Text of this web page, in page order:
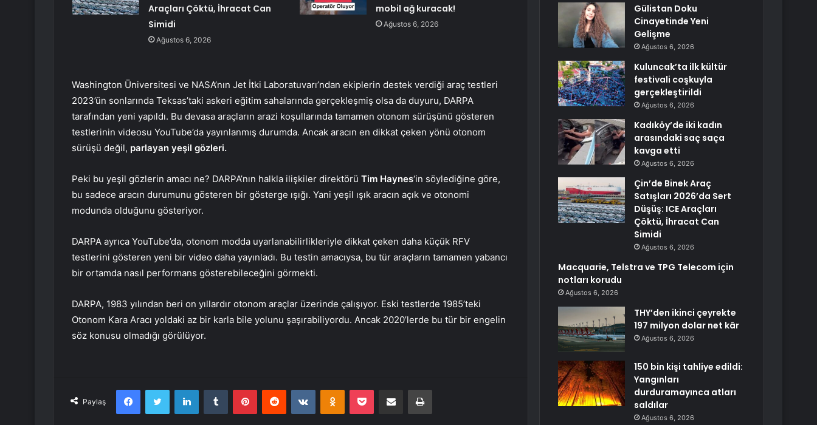
Araçları Çöktü, İhracat Can
Simidi
Ağustos 6, 2026
mobil ağ kuracak!
Ağustos 6, 2026
Washington Üniversitesi ve NASA’nın Jet İtki Laboratuvarı’ndan ekiplerin destek verdiği araç testleri
2023’ün sonlarında Teksas’taki askeri eğitim sahalarında gerçekleşmiş olsa da duyuru, DARPA
tarafından yeni yapıldı. Bu devasa araçların arazi koşullarında tamamen otonom sürüşünü gösteren
testlerinin videosu YouTube’da yayınlanmış durumda. Ancak aracın en dikkat çeken yönü otonom
sürüşü değil, parlayan yeşil gözleri.
Peki bu yeşil gözlerin amacı ne? DARPA’nın halkla ilişkiler direktörü Tim Haynes‘in söylediğine göre,
bu sadece aracın durumunu gösteren bir gösterge ışığı. Yani yeşil ışık aracın açık ve otonomi
modunda olduğunu gösteriyor.
DARPA ayrıca YouTube’da, otonom modda uyarlanabilirlikleriyle dikkat çeken daha küçük RFV
testlerini gösteren yeni bir video daha yayınladı. Bu testin amacıysa, bu tür araçların tamamen yabancı
bir ortamda nasıl performans gösterebileceğini görmekti.
DARPA, 1983 yılından beri on yıllardır otonom araçlar üzerinde çalışıyor. Eski testlerde 1985’teki
Otonom Kara Aracı yoldaki az bir karla bile yolunu şaşırabiliyordu. Ancak 2020’lerde bu tür bir engelin
söz konusu olmadığı görülüyor.
Paylaş
FacebookTwitter LinkedInTumblr PinterestReddit VKontakteOdnoklassniki
Pocket E-Posta ile paylaş Yazdır
Gülistan Doku
Cinayetinde Yeni
Gelişme
Ağustos 6, 2026
Kuluncak’ta ilk kültür
festivali coşkuyla
gerçekleştirildi
Ağustos 6, 2026
Kadıköy’de iki kadın
arasındaki saç saça
kavga etti
Ağustos 6, 2026
Çin’de Binek Araç
Satışları 2026’da Sert
Düşüş: ICE Araçları
Çöktü, İhracat Can
Simidi
Ağustos 6, 2026
Macquarie, Telstra ve TPG Telecom için
notları korudu
Ağustos 6, 2026
THY’den ikinci çeyrekte
197 milyon dolar net kâr
Ağustos 6, 2026
150 bin kişi tahliye edildi:
Yangınları
durduramayınca atları
saldılar
Ağustos 6, 2026